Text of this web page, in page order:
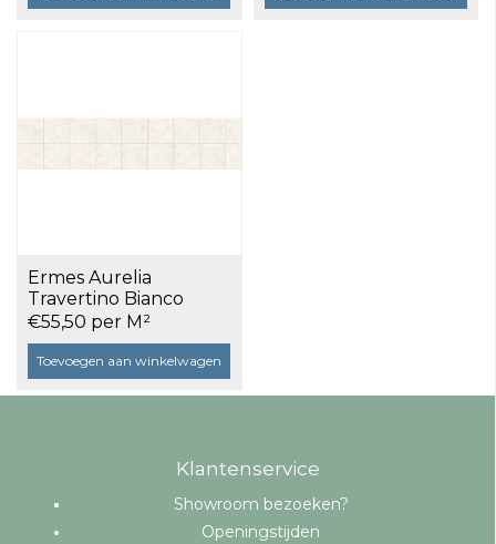
Ermes Aurelia
Travertino Bianco
120x120 gerectificeerd
a 1,44 m²
€55,50 per M²
Toevoegen aan winkelwagen
Klantenservice
Showroom bezoeken?
Openingstijden